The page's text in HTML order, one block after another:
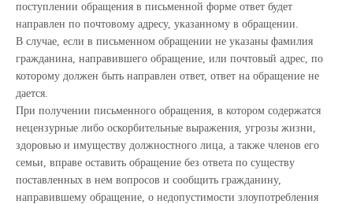
поступлении обращения в письменной форме ответ будет
направлен по почтовому адресу, указанному в обращении.
В случае, если в письменном обращении не указаны фамилия
гражданина, направившего обращение, или почтовый адрес, по
которому должен быть направлен ответ, ответ на обращение не
дается.
При получении письменного обращения, в котором содержатся
нецензурные либо оскорбительные выражения, угрозы жизни,
здоровью и имуществу должностного лица, а также членов его
семьи, вправе оставить обращение без ответа по существу
поставленных в нем вопросов и сообщить гражданину,
направившему обращение, о недопустимости злоупотребления